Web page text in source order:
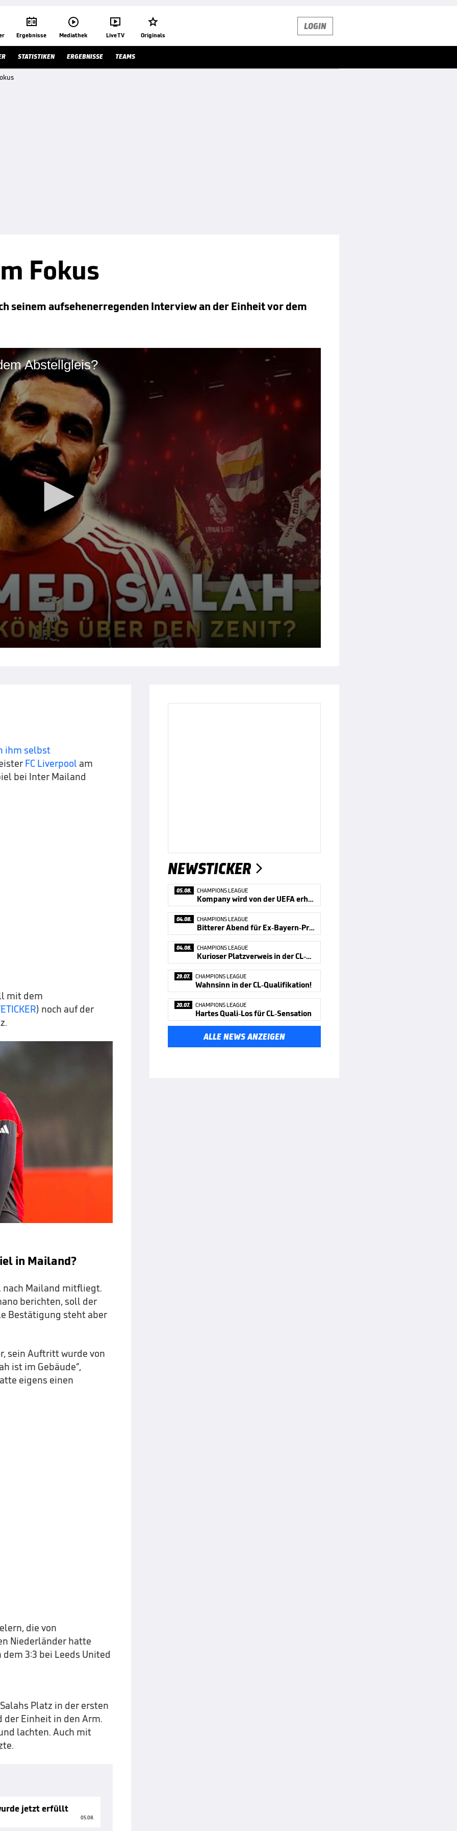

Ergebnisse

Mediathek

Live TV

Originals
LOGIN
STATISTIKEN ERGEBNISSE TEAMS
Fokus
seinem aufsehenerregenden Interview an der Einheit vor dem
Abstellgleis?
ihm selbst
FC Liverpool am
bei Inter Mailand
mit dem
) noch auf der
in Mailand?
nach Mailand mitfliegt.
berichten, soll der
Bestätigung steht aber
sein Auftritt wurde von
ist im Gebäude“,
eigens einen
die von
Niederländer hatte
3:3 bei Leeds United
Platz in der ersten
Einheit in den Arm.
lachten. Auch mit
jetzt erfüllt
05.08.
NEWSTICKER 
05.08. CHAMPIONS LEAGUE
Kompany wird von der UEFA erhört
04.08. CHAMPIONS LEAGUE
Bitterer Abend für Ex-Bayern-Profi
04.08. CHAMPIONS LEAGUE
Kurioser Platzverweis in der CL-Quali
29.07. CHAMPIONS LEAGUE
Wahnsinn in der CL-Qualifikation!
20.07. CHAMPIONS LEAGUE
Hartes Quali-Los für CL-Sensation
ALLE NEWS ANZEIGEN